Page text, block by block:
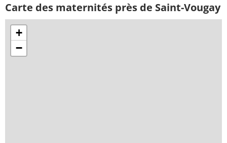
Carte des maternités près de Saint-Vougay
+
−